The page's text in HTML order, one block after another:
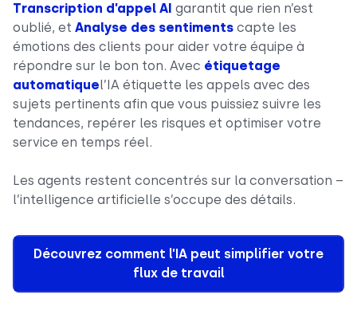
Transcription d’appel AI garantit que rien n’est
oublié, et Analyse des sentiments capte les
émotions des clients pour aider votre équipe à
répondre sur le bon ton. Avec étiquetage
automatiquel’IA étiquette les appels avec des
sujets pertinents afin que vous puissiez suivre les
tendances, repérer les risques et optimiser votre
service en temps réel.
Les agents restent concentrés sur la conversation –
l’intelligence artificielle s’occupe des détails.
Découvrez comment l’IA peut simplifier votre
flux de travail